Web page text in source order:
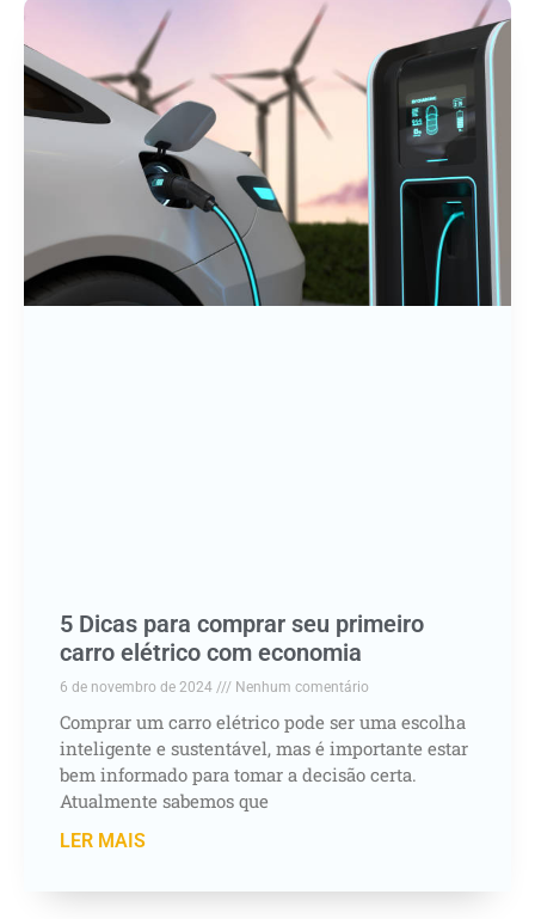
5 Dicas para comprar seu primeiro
carro elétrico com economia
6 de novembro de 2024 Nenhum comentário
Comprar um carro elétrico pode ser uma escolha
inteligente e sustentável, mas é importante estar
bem informado para tomar a decisão certa.
Atualmente sabemos que
LER MAIS